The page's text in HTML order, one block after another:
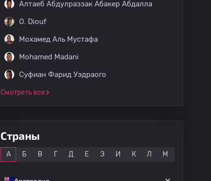
Алтаеб Абдулраззак Абакер Абдалла
O. Diouf
Мохамед Аль Мустафа
Mohamed Madani
Суфиан Фарид Уэдраого
Смотреть все
Страны
А Б В Г Д Е З И К Л М